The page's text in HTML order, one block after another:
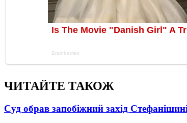
ЧИТАЙТЕ ТАКОЖ
Суд обрав запобіжний захід